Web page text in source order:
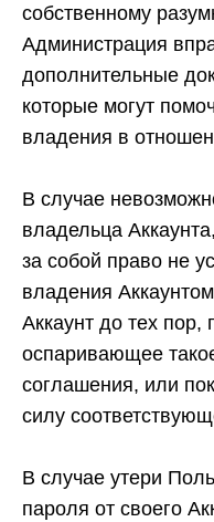
собственному
Администрация
дополнительные
которые могут
владения в
В случае
владельца
за собой право не
владения
Аккаунт до тех пор,
оспаривающее
соглашения, или
силу
В случае утери
пароля от своего